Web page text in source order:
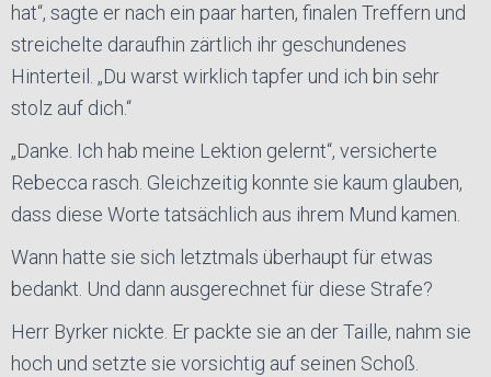
hat“, sagte er nach ein paar harten, finalen Treffern und
streichelte daraufhin zärtlich ihr geschundenes
Hinterteil. „Du warst wirklich tapfer und ich bin sehr
stolz auf dich.“
„Danke. Ich hab meine Lektion gelernt“, versicherte
Rebecca rasch. Gleichzeitig konnte sie kaum glauben,
dass diese Worte tatsächlich aus ihrem Mund kamen.
Wann hatte sie sich letztmals überhaupt für etwas
bedankt. Und dann ausgerechnet für diese Strafe?
Herr Byrker nickte. Er packte sie an der Taille, nahm sie
hoch und setzte sie vorsichtig auf seinen Schoß.